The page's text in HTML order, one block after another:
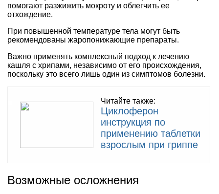
помогают разжижить мокроту и облегчить ее
отхождение.
При повышенной температуре тела могут быть
рекомендованы жаропонижающие препараты.
Важно применять комплексный подход к лечению
кашля с хрипами, независимо от его происхождения,
поскольку это всего лишь один из симптомов болезни.
Читайте также:
Циклоферон
инструкция по
применению таблетки
взрослым при гриппе
Возможные осложнения